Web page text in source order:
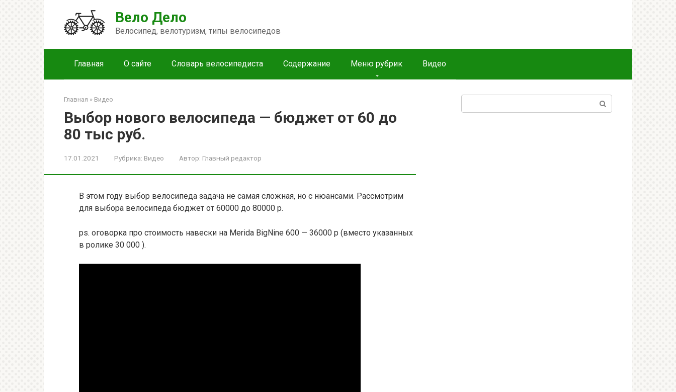
Вело Дело
Велосипед, велотуризм, типы велосипедов
Главная О сайте Словарь велосипедиста Содержание Меню рубрик Видео
Главная » Видео
Выбор нового велосипеда — бюджет от 60 до
80 тыс руб.
17.01.2021 Рубрика: Видео Автор: Главный редактор
В этом году выбор велосипеда задача не самая сложная, но с нюансами. Рассмотрим
для выбора велосипеда бюджет от 60000 до 80000 р.
ps. оговорка про стоимость навески на Merida BigNine 600 — 36000 р (вместо указанных
в ролике 30 000 ).